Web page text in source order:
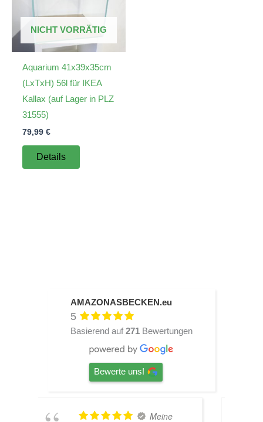
NICHT VORRÄTIG
Aquarium 41x39x35cm
(LxTxH) 56l für IKEA
Kallax (auf Lager in PLZ
31555)
79,99 €
Details
AMAZONASBECKEN.eu
5
Basierend auf 271 Bewertungen
Bewerte uns!